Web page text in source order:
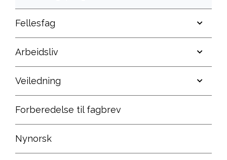
Fellesfag
Arbeidsliv
Veiledning
Forberedelse til fagbrev
Nynorsk